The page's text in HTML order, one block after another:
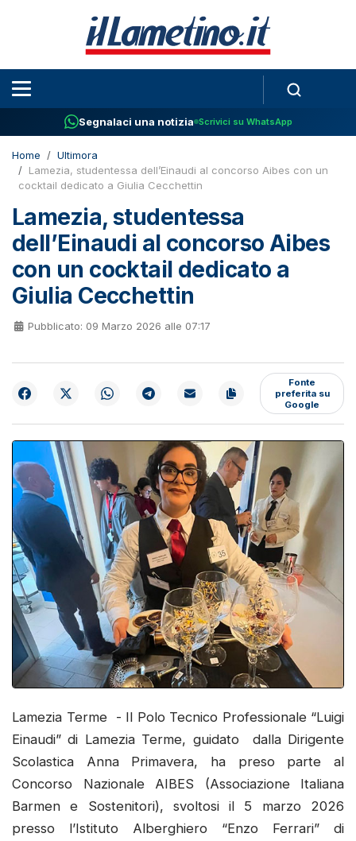
Segnalaci una notizia Scrivici su WhatsApp
Home
Ultimora
Lamezia, studentessa dell’Einaudi al concorso Aibes con un
cocktail dedicato a Giulia Cecchettin
Lamezia, studentessa
dell’Einaudi al concorso Aibes
con un cocktail dedicato a
Giulia Cecchettin
Pubblicato: 09 Marzo 2026 alle 07:17
Fonte
preferita su
Google
Lamezia Terme - Il Polo Tecnico Professionale “Luigi
Einaudi” di Lamezia Terme, guidato dalla Dirigente
Scolastica Anna Primavera, ha preso parte al
Concorso Nazionale AIBES (Associazione Italiana
Barmen e Sostenitori), svoltosi il 5 marzo 2026
presso l’Istituto Alberghiero “Enzo Ferrari” di